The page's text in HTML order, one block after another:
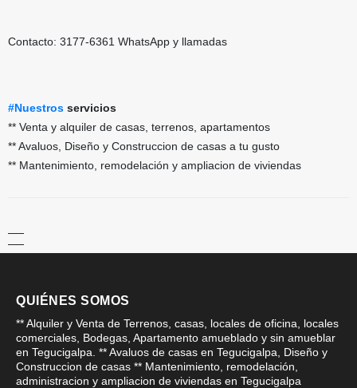
Contacto: 3177-6361 WhatsApp y llamadas
#Nuestros servicios
** Venta y alquiler de casas, terrenos, apartamentos
** Avaluos, Diseño y Construccion de casas a tu gusto
** Mantenimiento, remodelación y ampliacion de viviendas
QUIÉNES SOMOS
** Alquiler y Venta de Terrenos, casas, locales de oficina, locales
comerciales, Bodegas, Apartamento amueblado y sin amueblar
en Tegucigalpa. ** Avaluos de casas en Tegucigalpa, Diseño y
Construccion de casas ** Mantenimiento, remodelación,
administracion y ampliacion de viviendas en Tegucigalpa